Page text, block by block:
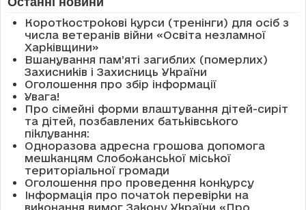
Короткострокові курси (тренінги) для осіб з
числа ветеранів війни «Освіта незламної
Харківщини»
Вшанування пам’яті загиблих (померлих)
Захисників і Захисниць України
Оголошення про збір інформації
Увага!
Про сімейні форми влаштування дітей-сиріт
та дітей, позбавлених батьківського
піклування:
Одноразова адресна грошова допомога
мешканцям Слобожанської міської
територіальної громади
Оголошення про проведення конкурсу
Інформація про початок перевірки на
виконання вимог Закону України «Про